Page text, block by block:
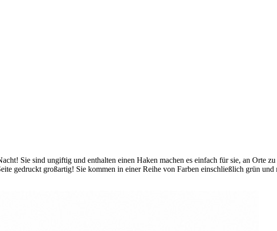
Sie sind ungiftig und enthalten einen Haken machen es einfach für sie, an Orte
gedruckt großartig! Sie kommen in einer Reihe von Farben einschließlich grün